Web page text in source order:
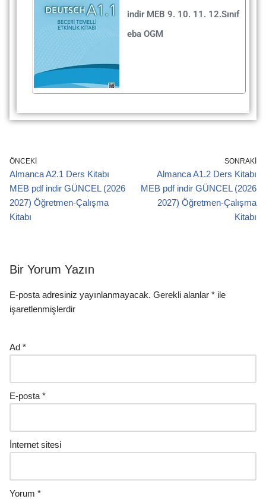
indir MEB 9. 10. 11. 12.Sınıf
eba OGM
ÖNCEKI
Almanca A2.1 Ders Kitabı
MEB pdf indir GÜNCEL (2026
2027) Öğretmen-Çalışma
Kitabı
SONRAKI
Almanca A1.2 Ders Kitabı
MEB pdf indir GÜNCEL (2026
2027) Öğretmen-Çalışma
Kitabı
Bir Yorum Yazın
E-posta adresiniz yayınlanmayacak. Gerekli alanlar * ile
işaretlenmişlerdir
Ad *
E-posta *
İnternet sitesi
Yorum *